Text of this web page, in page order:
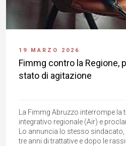
19 MARZO 2026
Fimmg contro la Regione,
stato di agitazione
La Fimmg Abruzzo interrompe
integrativo regionale (Air) e
Lo annuncia lo stesso
tre anni di trattative e dopo le